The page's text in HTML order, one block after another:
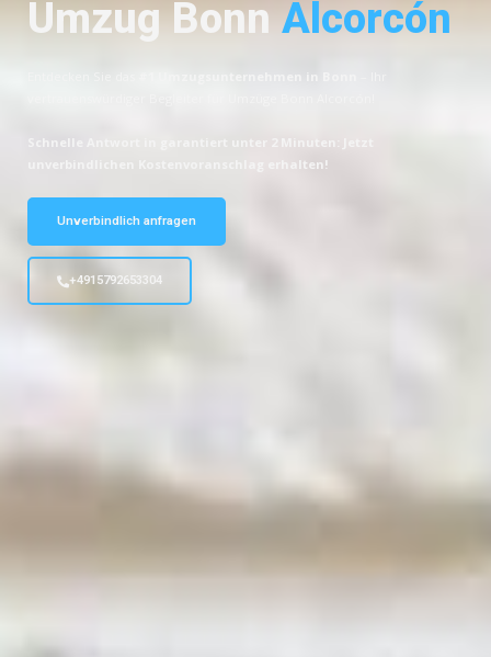
Umzug BonnAlcorcón
#1 Umzugsunternehmen in Bonn
Schnelle Antwort in garantiert unter 2 Minuten: Jetzt
unverbindlichen Kostenvoranschlag erhalten!
Unverbindlich anfragen
+4915792653304